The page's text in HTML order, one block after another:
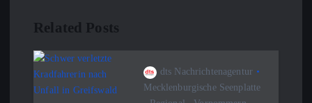
s
n
Related Posts
dts Nachrichtenagentur
Mecklenburgische Seenplatte